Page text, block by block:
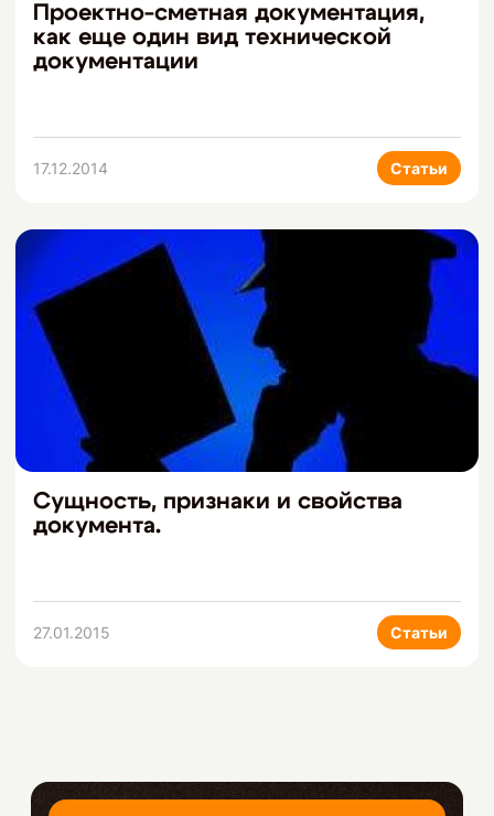
Проектно-сметная документация,
как еще один вид технической
документации
17.12.2014 Статьи
Сущность, признаки и свойства
документа.
27.01.2015 Статьи